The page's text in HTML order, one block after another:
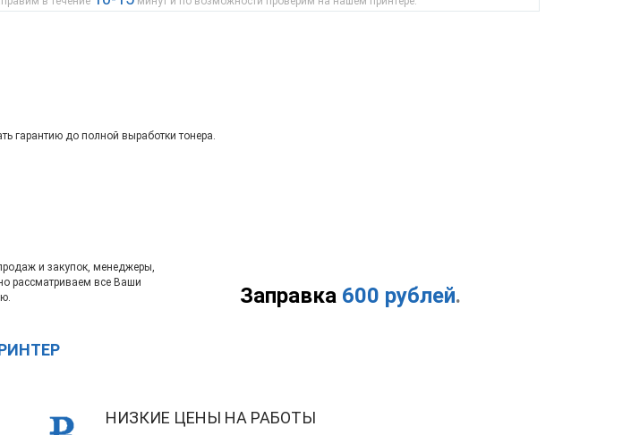
гарантию до полной выработки тонера.
Заправка 600 рублей.
и закупок, менеджеры,
рассматриваем все Ваши
НИЗКИЕ ЦЕНЫ НА РАБОТЫ